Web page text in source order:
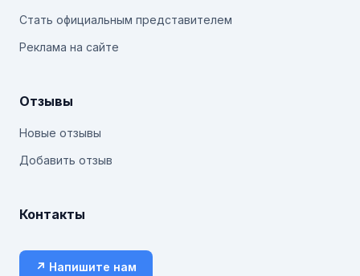
Стать официальным представителем
Реклама на сайте
Отзывы
Новые отзывы
Добавить отзыв
Контакты
↗ Напишите нам